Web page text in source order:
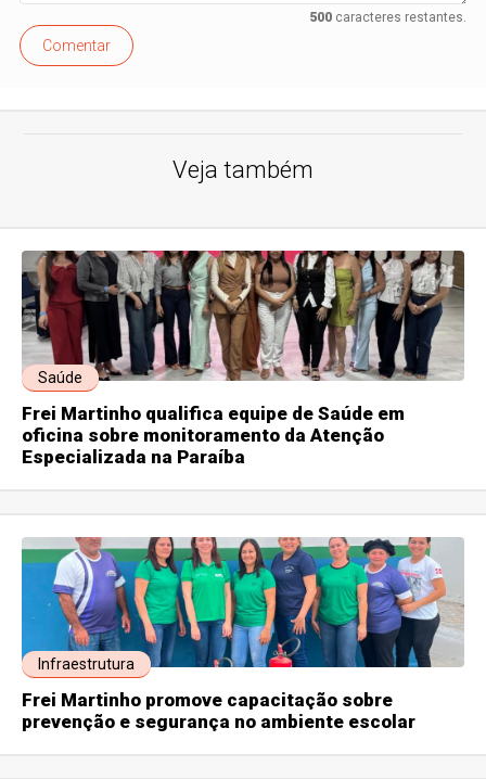
500caracteres restantes.
Comentar
Veja também
Saúde
Frei Martinho qualifica equipe de Saúde em
oficina sobre monitoramento da Atenção
Especializada na Paraíba
Infraestrutura
Frei Martinho promove capacitação sobre
prevenção e segurança no ambiente escolar